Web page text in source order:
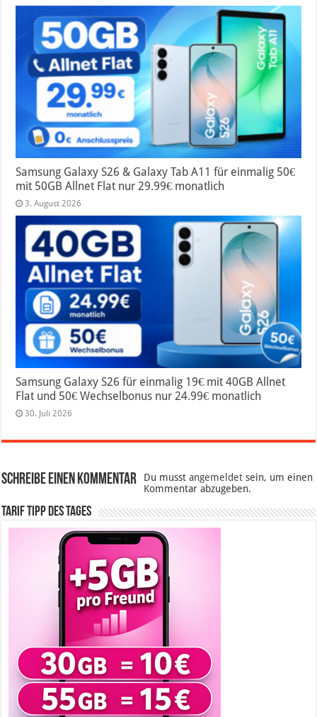
Samsung Galaxy S26 & Galaxy Tab A11 für einmalig 50€
mit 50GB Allnet Flat nur 29.99€ monatlich
3. August 2026
Samsung Galaxy S26 für einmalig 19€ mit 40GB Allnet
Flat und 50€ Wechselbonus nur 24.99€ monatlich
30. Juli 2026
Schreibe einen Kommentar Du musstangemeldet sein, um einen
Kommentar abzugeben.
Tarif Tipp des Tages